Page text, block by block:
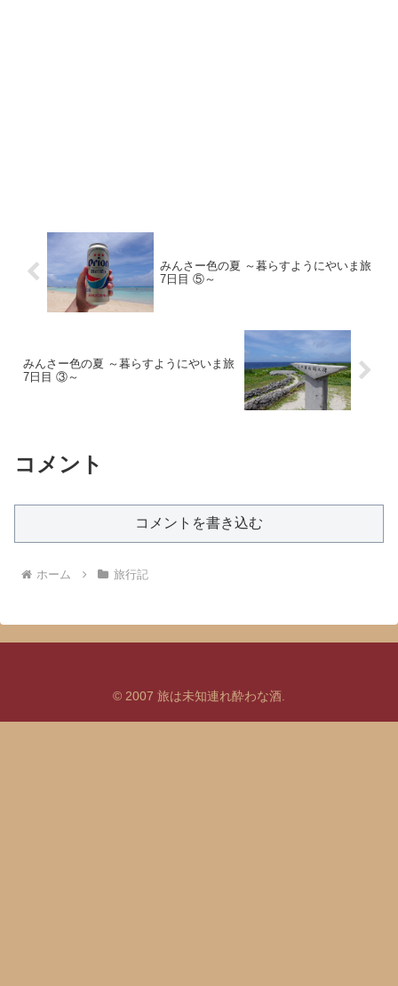
みんさー色の夏 ～暮らすようにやいま旅
7日目 ⑤～
みんさー色の夏 ～暮らすようにやいま旅
7日目 ③～
コメント
コメントを書き込む
ホーム 旅行記
© 2007 旅は未知連れ酔わな酒.